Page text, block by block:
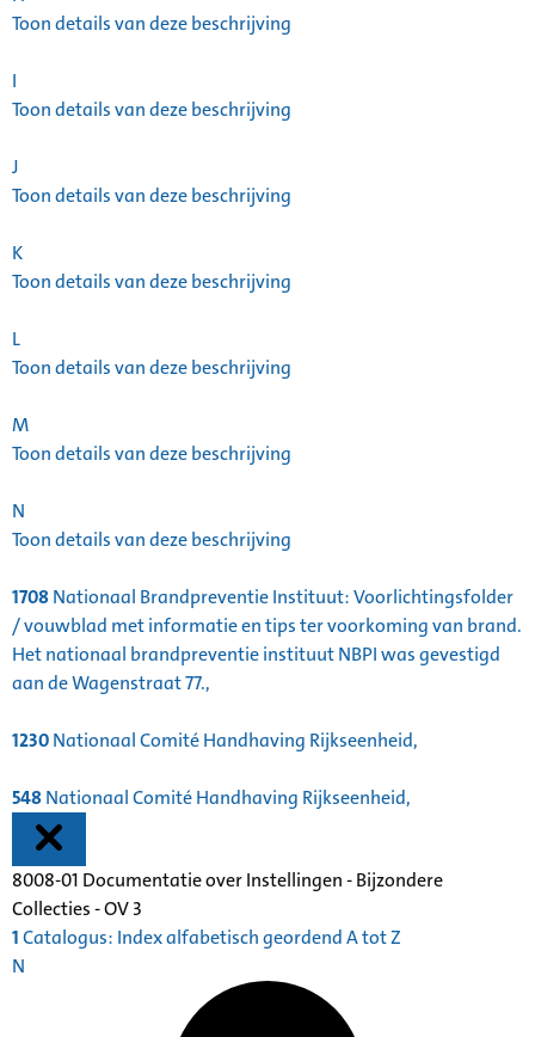
Toon details van deze beschrijving
I
Toon details van deze beschrijving
J
Toon details van deze beschrijving
K
Toon details van deze beschrijving
L
Toon details van deze beschrijving
M
Toon details van deze beschrijving
N
Toon details van deze beschrijving
1708Nationaal Brandpreventie Instituut: Voorlichtingsfolder
/ vouwblad met informatie en tips ter voorkoming van brand.
Het nationaal brandpreventie instituut NBPI was gevestigd
aan de Wagenstraat 77.,
1230Nationaal Comité Handhaving Rijkseenheid,
548Nationaal Comité Handhaving Rijkseenheid,
8008-01 Documentatie over Instellingen - Bijzondere
Collecties - OV 3
1Catalogus: Index alfabetisch geordend A tot Z
N